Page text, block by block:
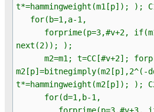
t*=hammingweight(m1[p]); );
for(b=1,a-1,
forprime(p=3,#v+2,
next(2)); );
m2=m1; t=CC[#v+2];
m2[p]=bitnegimply(m2[p],2^(-
t*=hammingweight(m2[p]); );
for(d=1,b-1,
forprime(p=3,#v+3,